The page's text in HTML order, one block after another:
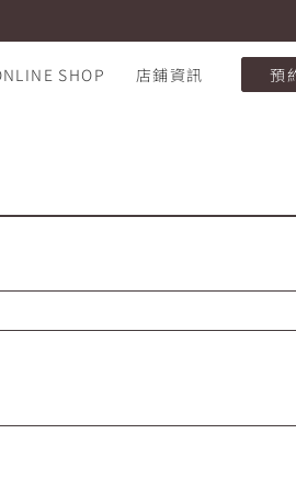
SHOP 店鋪資訊 預